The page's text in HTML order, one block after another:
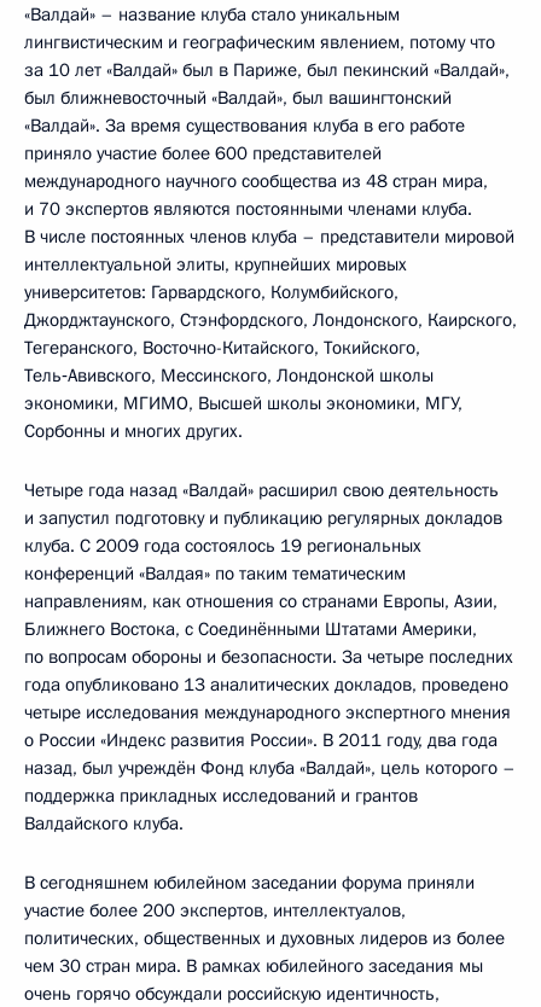
«Валдай» – название клуба стало уникальным
лингвистическим и географическим явлением, потому что
за 10 лет «Валдай» был в Париже, был пекинский «Валдай»,
был ближневосточный «Валдай», был вашингтонский
«Валдай». За время существования клуба в его работе
приняло участие более 600 представителей
международного научного сообщества из 48 стран мира,
и 70 экспертов являются постоянными членами клуба.
В числе постоянных членов клуба – представители мировой
интеллектуальной элиты, крупнейших мировых
университетов: Гарвардского, Колумбийского,
Джорджтаунского, Стэнфордского, Лондонского, Каирского,
Тегеранского, Восточно-Китайского, Токийского,
Тель‑Авивского, Мессинского, Лондонской школы
экономики, МГИМО, Высшей школы экономики, МГУ,
Сорбонны и многих других.
Четыре года назад «Валдай» расширил свою деятельность
и запустил подготовку и публикацию регулярных докладов
клуба. С 2009 года состоялось 19 региональных
конференций «Валдая» по таким тематическим
направлениям, как отношения со странами Европы, Азии,
Ближнего Востока, с Соединёнными Штатами Америки,
по вопросам обороны и безопасности. За четыре последних
года опубликовано 13 аналитических докладов, проведено
четыре исследования международного экспертного мнения
о России «Индекс развития России». В 2011 году, два года
назад, был учреждён Фонд клуба «Валдай», цель которого –
поддержка прикладных исследований и грантов
Валдайского клуба.
В сегодняшнем юбилейном заседании форума приняли
участие более 200 экспертов, интеллектуалов,
политических, общественных и духовных лидеров из более
чем 30 стран мира. В рамках юбилейного заседания мы
очень горячо обсуждали российскую идентичность,